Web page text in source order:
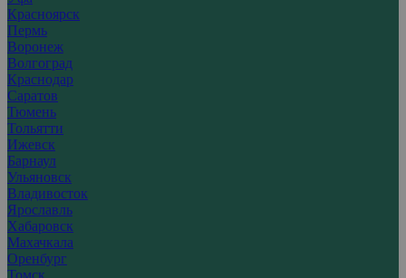
Красноярск
Пермь
Воронеж
Волгоград
Краснодар
Саратов
Тюмень
Тольятти
Ижевск
Барнаул
Ульяновск
Владивосток
Ярославль
Хабаровск
Махачкала
Оренбург